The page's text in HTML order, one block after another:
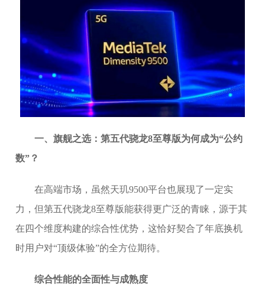
一、旗舰之选：第五代骁龙8至尊版为何成为“公约
数”？
在高端市场，虽然天玑9500平台也展现了一定实
力，但第五代骁龙8至尊版能获得更广泛的青睐，源于其
在四个维度构建的综合性优势，这恰好契合了年底换机
时用户对“顶级体验”的全方位期待。
综合性能的全面性与成熟度